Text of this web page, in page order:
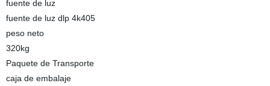
fuente de luz
fuente de luz dlp 4k405
peso neto
320kg
Paquete de Transporte
caja de embalaje